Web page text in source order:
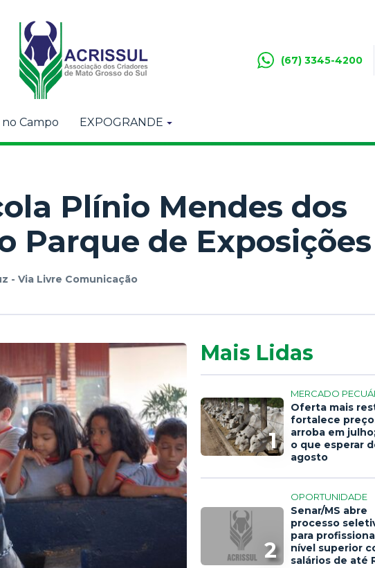
(67) 3345-4200
Campo EXPOGRANDE
Plínio Mendes dos
Parque de Exposições
- Via Livre Comunicação
Mais Lidas
1
MERCADO
Oferta mais
fortalece
arroba em
o que esperar
agosto
2
OPORTUNIDADE
Senar/MS abre
processo
para
nível superior
salários de até